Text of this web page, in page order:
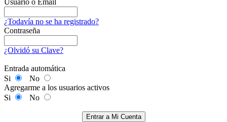
Usuario o Email
¿Todavía no se ha registrado?
Contraseña
¿Olvidó su Clave?
Entrada automática
Si
No
Agregarme a los usuarios activos
Si
No
Entrar a Mi Cuenta